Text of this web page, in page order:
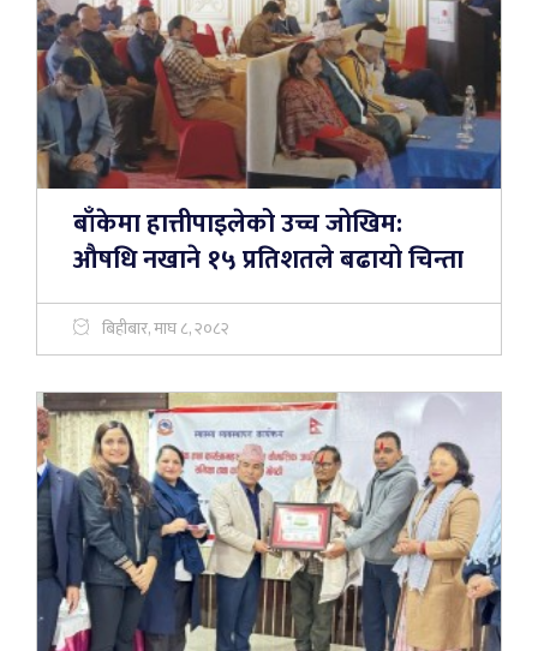
बाँकेमा हात्तीपाइलेको उच्च जोखिम:
औषधि नखाने १५ प्रतिशतले बढायो चिन्ता
बिहीबार, माघ ८, २०८२